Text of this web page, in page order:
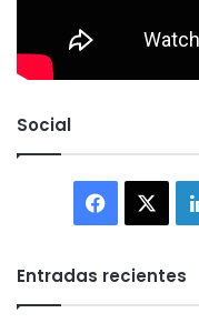
Social
Facebook
Entradas recientes